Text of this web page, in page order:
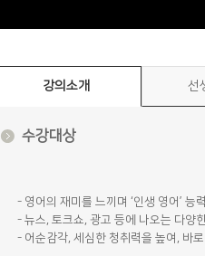
강의소개 선
수강대상
- 영어의 재미를 느끼며 ‘인생 영어’ 능
- 뉴스, 토크쇼, 광고 등에 나오는 다양
- 어순감각, 세심한 청취력을 높여, 바